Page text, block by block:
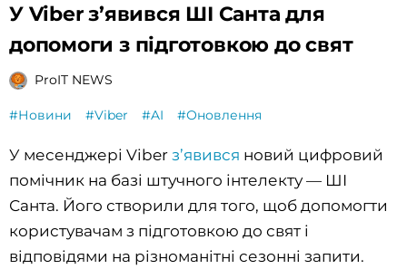
У Viber з’явився ШІ Санта для
допомоги з підготовкою до свят
ProIT NEWS
#Новини #Viber #AI #Оновлення
У месенджері Viber з’явився новий цифровий
помічник на базі штучного інтелекту — ШІ
Санта. Його створили для того, щоб допомогти
користувачам з підготовкою до свят і
відповідями на різноманітні сезонні запити.